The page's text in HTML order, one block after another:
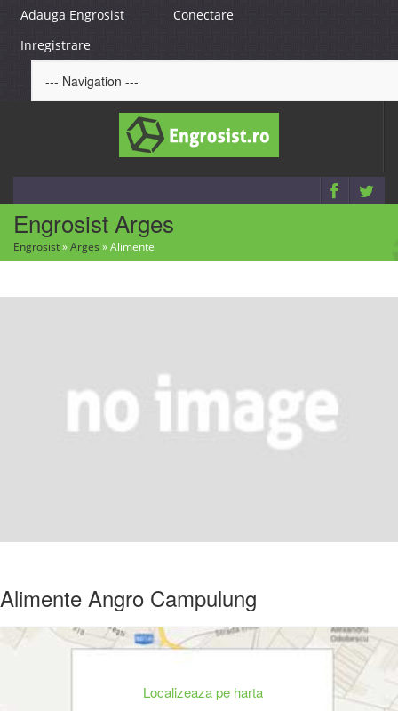
Adauga Engrosist
Conectare
Inregistrare
Engrosist Arges
Engrosist»Arges »Alimente
Alimente Angro Campulung
Localizeaza pe harta